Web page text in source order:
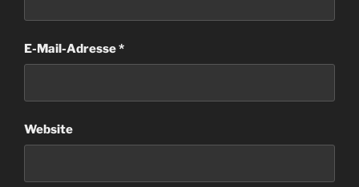
E-Mail-Adresse*
Website